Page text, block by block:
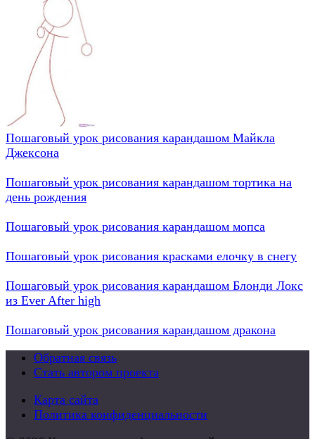
Пошаговый урок рисования карандашом Майкла
Джексона
Пошаговый урок рисования карандашом тортика на
день рождения
Пошаговый урок рисования карандашом мопса
Пошаговый урок рисования красками елочку в снегу
Пошаговый урок рисования карандашом Блонди Локс
из Ever After high
Пошаговый урок рисования карандашом дракона
Обратная связь
Стать автором проекта
Карта сайта
Политика конфиденциальности